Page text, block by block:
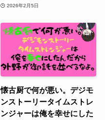
2026年2月5日
懐古厨で何が悪い。デジモ
ンストーリータイムストレ
ンジャーは俺を幸せにした